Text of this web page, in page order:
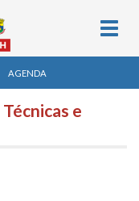
AGENDA
e